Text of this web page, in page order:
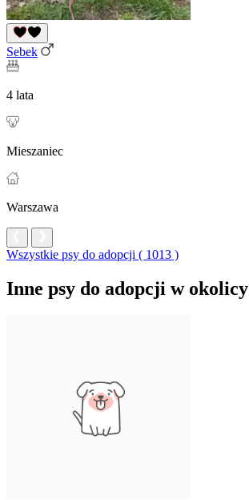
Sebek
4 lata
Mieszaniec
Warszawa
Wszystkie psy do adopcji ( 1013 )
Inne psy do adopcji w okolicy